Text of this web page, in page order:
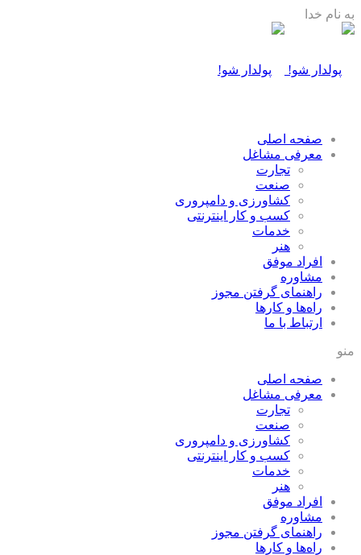
به نام خدا
صفحه اصلی
معرفی مشاغل
تجارت
صنعت
كشاورزی و دامپروری
كسب و كار اينترنتی
خدمات
هنر
افراد موفق
مشاوره
راهنمای گرفتن مجوز
راه‌ها و كارها
ارتباط با ما
منو
صفحه اصلی
معرفی مشاغل
تجارت
صنعت
كشاورزی و دامپروری
كسب و كار اينترنتی
خدمات
هنر
افراد موفق
مشاوره
راهنمای گرفتن مجوز
راه‌ها و كارها